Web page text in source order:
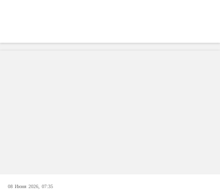
08 Июня 2026, 07:35